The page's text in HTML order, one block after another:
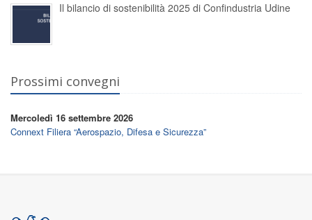
Il bilancio di sostenibilità 2025 di Confindustria Udine
Prossimi convegni
Mercoledì 16 settembre 2026
Connext Filiera “Aerospazio, Difesa e Sicurezza”